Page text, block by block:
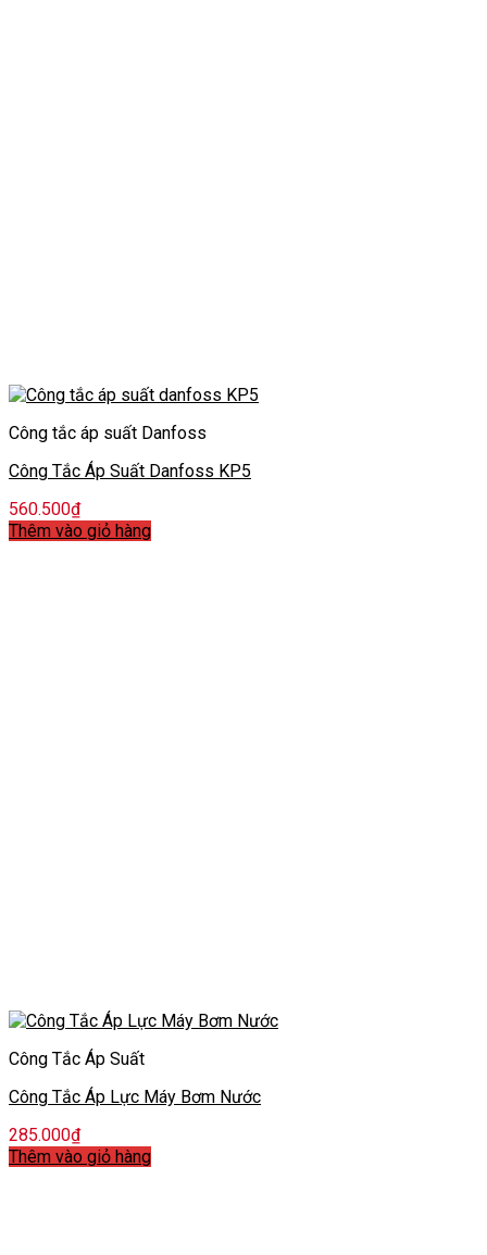
Công tắc áp suất Danfoss
Công Tắc Áp Suất Danfoss KP5
560.500₫
Thêm vào giỏ hàng
Công Tắc Áp Suất
Công Tắc Áp Lực Máy Bơm Nước
285.000₫
Thêm vào giỏ hàng